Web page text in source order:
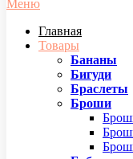
Меню
Главная
Товары
Бананы
Бигуди
Браслеты
Броши